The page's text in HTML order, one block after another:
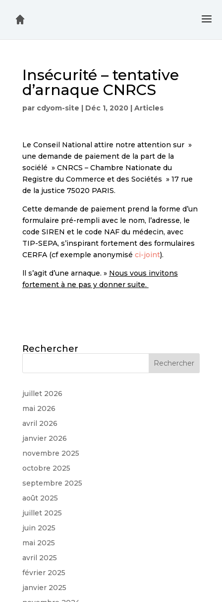
Insécurité – tentative
d’arnaque CNRCS
par cdyom-site | Déc 1, 2020| Articles
Le Conseil National attire notre attention sur »
une demande de paiement de la part de la
sociélé » CNRCS – Chambre Nationate du
Registre du Commerce et des Sociétés » 17 rue
de la justice 75020 PARIS.
Cette demande de paiement prend la forme d’un
formulaire pré-rempli avec le nom, l’adresse, le
code SIREN et le code NAF du médecin, avec
TIP-SEPA, s’inspirant fortement des formulaires
CERFA (cf exemple anonymisé ci-joint).
ll s’agit d’une arnaque. » Nous vous invitons
fortement à ne pas y donner suite.
Rechercher
juillet 2026
mai 2026
avril 2026
janvier 2026
novembre 2025
octobre 2025
septembre 2025
août 2025
juillet 2025
juin 2025
mai 2025
avril 2025
février 2025
janvier 2025